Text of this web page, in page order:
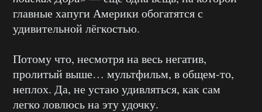
главные хапуги Америки обогатятся с
удивительной лёгкостью.
Потому что, несмотря на весь негатив,
пролитый выше… мультфильм, в общем-то,
неплох. Да, не устаю удивляться, как сам
легко ловлюсь на эту удочку.